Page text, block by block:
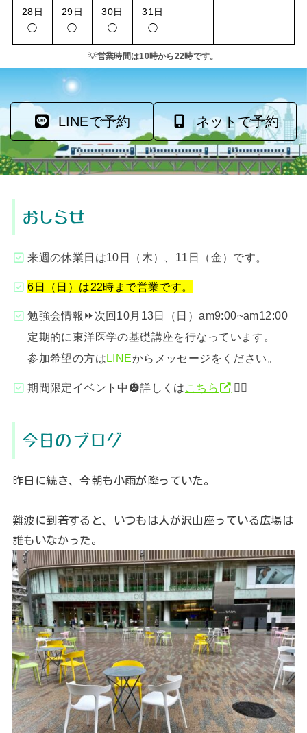
28日
◯
29日
◯
30日
◯
31日
◯
💡営業時間は10時から22時です。
LINEで予約 ネットで予約
おしらせ
来週の休業日は10日（木）、11日（金）です。
6日（日）は22時まで営業です。
勉強会情報⏩次回10月13日（日）am9:00~am12:00
定期的に東洋医学の基礎講座を行なっています。
参加希望の方は LINEからメッセージをください。
期間限定イベント中🎃詳しくは こちら 💁‍♂️
今日のブログ
昨日に続き、今朝も小雨が降っていた。
難波に到着すると、いつもは人が沢山座っている広場は
誰もいなかった。